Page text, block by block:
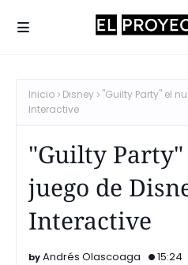
Inicio Disney
"Guilty Party" el
Interactive
"Guilty
juego de
Interactive
Andrés Olascoaga 15:24